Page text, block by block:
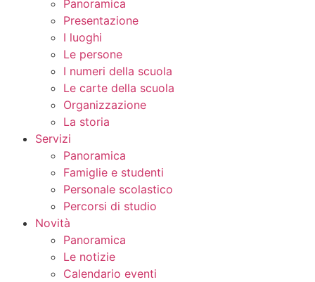
Panoramica
Presentazione
I luoghi
Le persone
I numeri della scuola
Le carte della scuola
Organizzazione
La storia
Servizi
Panoramica
Famiglie e studenti
Personale scolastico
Percorsi di studio
Novità
Panoramica
Le notizie
Calendario eventi